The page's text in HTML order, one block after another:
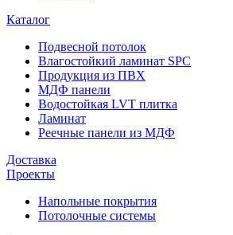
Каталог
Подвесной потолок
Влагостойкий ламинат SPC
Продукция из ПВХ
МДФ панели
Водостойкая LVT плитка
Ламинат
Реечные панели из МДФ
Доставка
Проекты
Напольные покрытия
Потолочные системы